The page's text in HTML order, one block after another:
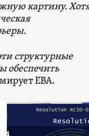
картину.
структурные
обеспечить
ЕВА.